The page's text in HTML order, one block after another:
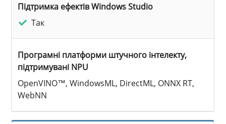
Підтримка ефектів Windows Studio
Так
Програмні платформи штучного інтелекту,
підтримувані NPU
OpenVINO™, WindowsML, DirectML, ONNX RT,
WebNN